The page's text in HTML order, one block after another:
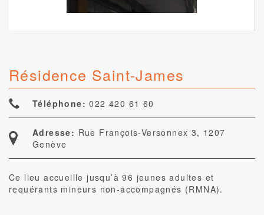
Résidence Saint-James
Téléphone: 022 420 61 60
Adresse: Rue François-Versonnex 3, 1207
Genève
Ce lieu accueille jusqu’à 96 jeunes adultes et
requérants mineurs non-accompagnés (RMNA).